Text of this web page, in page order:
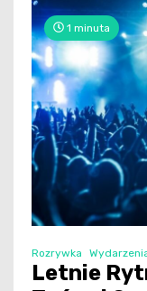
1 minuta
Rozrywka
Letnie